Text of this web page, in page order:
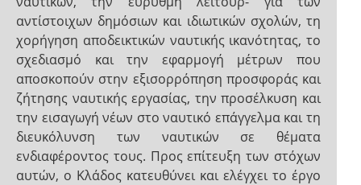
αντίστοιχων δημόσιων και ιδιωτικών σχολών, τη
χορήγηση αποδεικτικών ναυτικής ικανότητας, το
σχεδιασμό και την εφαρμογή μέτρων που
αποσκοπούν στην εξισορρόπηση προσφοράς και
ζήτησης ναυτικής εργασίας, την προσέλκυση και
την εισαγωγή νέων στο ναυτικό επάγγελμα και τη
διευκόλυνση των ναυτικών σε θέματα
ενδιαφέροντος τους. Προς επίτευξη των στόχων
αυτών, ο Κλάδος κατευθύνει και ελέγχει το έργο